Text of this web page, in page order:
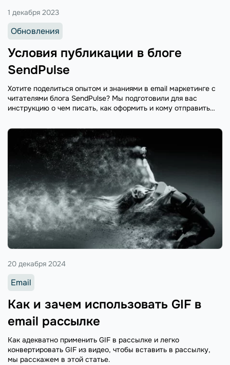
Условия публикации в блоге
SendPulse
1 декабря 2023
Обновления
Хотите поделиться опытом и знаниями в email маркетинге с
читателями блога SendPulse? Мы подготовили для вас
инструкцию о чем писать, как оформить и кому отправить
Как и зачем использовать GIF в
email рассылке
20 декабря 2024
Email
Как адекватно применить GIF в рассылке и легко
конвертировать GIF из видео, чтобы вставить в рассылку,
мы расскажем в этой статье.